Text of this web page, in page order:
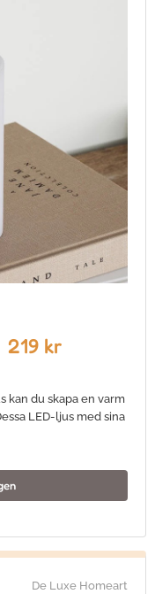
219 kr
kan du skapa en varm
LED-ljus med sina
De Luxe Homeart